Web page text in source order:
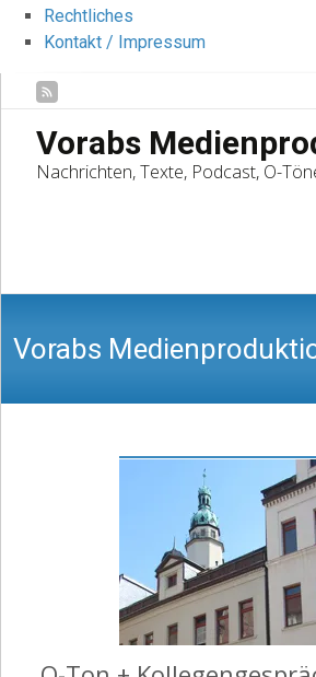
Rechtliches
Kontakt / Impressum
Vorabs
Nachrichten, Texte, Podcast, O-
Vorabs
Nachrichten, Texte,